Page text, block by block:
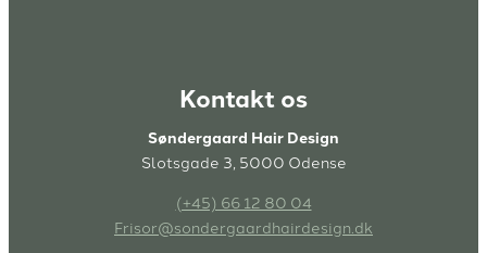
Kontakt os
Søndergaard Hair Design
Slotsgade 3, 5000 Odense
(+45) 66 12 80 04
Frisor@sondergaardhairdesign.dk